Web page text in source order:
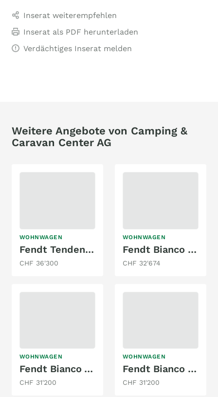
Inserat weiterempfehlen
Inserat als PDF herunterladen
Verdächtiges Inserat melden
Weitere Angebote von Camping &
Caravan Center AG
WOHNWAGEN
Fendt Tendenza 550 SG
CHF 36'300
WOHNWAGEN
Fendt Bianco Selection 465 SFB
CHF 32'674
WOHNWAGEN
Fendt Bianco Activ 465 SGE
CHF 31'200
WOHNWAGEN
Fendt Bianco Selection 515 SKM
CHF 31'200